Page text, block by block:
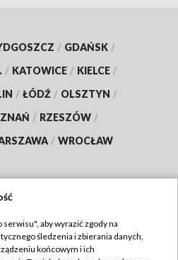
/ GDAŃSK /
/ KATOWICE / KIELCE /
/ ŁÓDŹ / OLSZTYN /
/ RZESZÓW /
/ WROCŁAW
TVP
aby wyrazić zgody na
śledzenia i zbierania danych,
końcowym i ich